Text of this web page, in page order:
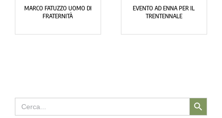
MARCO FATUZZO UOMO DI
FRATERNITÀ
EVENTO AD ENNA PER IL
TRENTENNALE
Search
for:
Search Button